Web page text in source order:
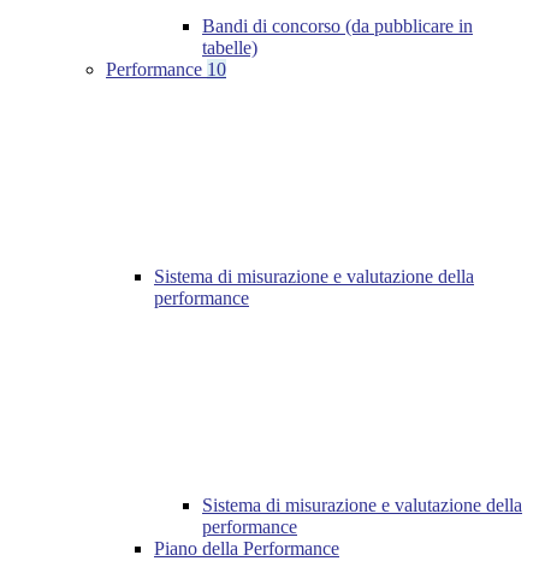
Bandi di concorso (da pubblicare in
tabelle)
Performance 10
Sistema di misurazione e valutazione della
performance
Sistema di misurazione e valutazione della
performance
Piano della Performance